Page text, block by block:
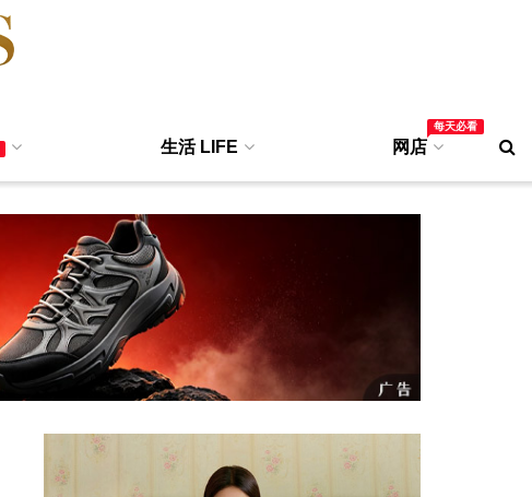
生活 LIFE 网店
每天必看